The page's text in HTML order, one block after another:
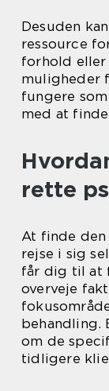
Desuden
ressource
forhold
muligheder
fungere
med at
rette
At finde
rejse i sig
får dig til at
overveje
behandling.
om de
tidligere